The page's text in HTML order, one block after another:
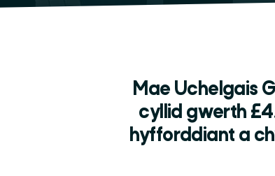
Mae Uchelgais
cyllid gwerth
hyfforddiant a